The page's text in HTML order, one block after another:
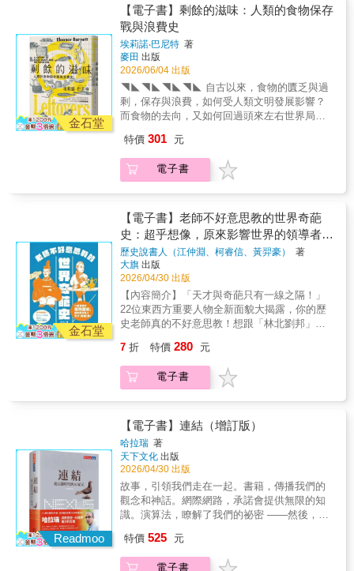
得用醜蔬果支付工資，搏慈善之名外將自己與
勞動階層區隔開來● 大航海時代的歐洲帝國殖
民史幾可視為是一場蔗糖、咖啡、可可、茶葉
的爭奪史● 兩次的世界大戰，炸毀糧食補給船
一直是有效的軍事手段；在大後方則將主婦的
廚餘桶與愛國心連結● 工業革命的交通進化使
得肉品、乳品、水果、海鮮得以送至遠方，減
少浪費的近因，卻也埋下浪費的遠因 ▂▃▄ 人
類社會類面臨的最大問題，不是資源匱乏，而
是分配不均──還有，人的劣根性！ ▄▃▂
來都如今日這般不虞匱乏。事實上，長達數千
年的時間，人類活動都與食物的獲取與保存高
度相關，浪費的原因也隨時代不停改變。
丟棄和封存的過往：當屠宰場的動物屍體一股
腦兒流進泰晤士河，終將導致十九世紀聞風即
喪命的英國「大惡臭」；許多世紀裡，食材的
利用智慧都是衡量主婦賢慧程度、乃至個人道
德的重要標準；罐頭食品的普及讓新興中產階
級得以淺嘗上流社會的美味；綠色革命的農藥
與殺蟲劑，終止了飢荒，卻將大自然推向「寂
靜的春天」；冷鏈不只改變產地到餐桌的距
其來疫情，如何成為喚醒食物珍視與引發浪費
變放進人類文明的大歷史裡，不僅提供了有趣
的軼事，也帶來發人深省的見解，展示食物的
浪費和保存如何塑造了我們的今日世界──眼看
也將決定我們的未來生活。這不僅是一部人類
食物史的回顧，也是一場關於環境永續和社會
問題的反思之旅。 你吃什麼會定義你，你浪費
的食物也會定義你。If you are what you eat,
you are also what you throw away. ★★★★媒
體好評★★★★★ 我狼吞虎嚥地讀完了這
本美味的書，就像飢腸轆轆吃下一盤馬鈴薯高
麗菜煎餅佐黑刺李酸辣醬般過癮。——崔斯特
倫・史都華／知名反食物浪費行動者 考證
縝密，內容豐富，埃莉諾‧巴尼特將剩食真正變
成了一場盛宴。——安妮・葛雷／飲食史學
金石堂
【電子書】剩餘的滋味：人類的食物保存
戰與浪費史
埃莉諾‧巴尼特 著
麥田 出版
2026/06/04 出版
◥◣◥◣◥◣◥◣ 自古以來，食物的匱乏與過
剩，保存與浪費，如何受人類文明發展影響？
而食物的去向，又如何回過頭來左右世界局
食物發明菜餚，醃漬、發酵、煙燻、製醬、曬
乾；也為了處理廚餘發明菜餚，做出血腸、麵
包布丁、牧羊人派等● 十七世紀的英國食譜書
得用醜蔬果支付工資，搏慈善之名外將自己與
勞動階層區隔開來● 大航海時代的歐洲帝國殖
民史幾可視為是一場蔗糖、咖啡、可可、茶葉
的爭奪史● 兩次的世界大戰，炸毀糧食補給船
一直是有效的軍事手段；在大後方則將主婦的
廚餘桶與愛國心連結● 工業革命的交通進化使
得肉品、乳品、水果、海鮮得以送至遠方，減
少浪費的近因，卻也埋下浪費的遠因 ▂▃▄ 人
類社會類面臨的最大問題，不是資源匱乏，而
是分配不均──還有，人的劣根性！ ▄▃▂
來都如今日這般不虞匱乏。事實上，長達數千
年的時間，人類活動都與食物的獲取與保存高
度相關，浪費的原因也隨時代不停改變。
丟棄和封存的過往：當屠宰場的動物屍體一股
腦兒流進泰晤士河，終將導致十九世紀聞風即
喪命的英國「大惡臭」；許多世紀裡，食材的
利用智慧都是衡量主婦賢慧程度、乃至個人道
德的重要標準；罐頭食品的普及讓新興中產階
級得以淺嘗上流社會的美味；綠色革命的農藥
與殺蟲劑，終止了飢荒，卻將大自然推向「寂
離，連「時間」也能凍成「資本」；一場突如
其來疫情，如何成為喚醒食物珍視與引發浪費
特價 301 元
電子書
金石堂
【電子書】老師不好意思教的世界奇葩
史：超乎想像，原來影響世界的領導者是
這樣！
歷史說書人（江仲淵、柯睿信、黃羿豪）
著
大旗 出版
2026/04/30 出版
【內容簡介】「天才與奇葩只有一線之隔！」
22位東西方重要人物全新面貌大揭露，你的歷
史老師真的不好意思教！想跟「林北劉邦」共
的神人哥倫布拿槍殺過來了！」──文明征(ㄏㄨ
ㄟˇ)服(ㄇㄧㄝˋ)者與他快樂夥伴的黑歷史。古斯
塔夫三世想用咖啡毒死人──「毒」了四十年後
社」大正天皇教你皇家詔書怎麼用──捲起來當
成望遠鏡！德軍壓境，「壓力山大」的邱吉爾
如何緩和自己的憂鬱症──透過酒精，大量的酒
精……。獨裁者佛朗哥教你怎麼搞大內宣──弄
一支「皇家馬德里」來玩玩吧美國蘇聯靠哪
邊？──南斯拉夫強人狄托：「小孩子才做選
擇，我全都不要。」關得夠久就是優秀的政治
人物？──讓曼德拉告訴你什麼是「整個世界的
聖人，一個國家的罪人。」
7 折 特價 280 元
電子書
Readmoo
【電子書】連結（增訂版）
哈拉瑞 著
天下文化 出版
2026/04/30 出版
故事，引領我們走在一起。書籍，傳播我們的
觀念和神話。網際網路，承諾會提供無限的知
識。演算法，瞭解了我們的祕密 ——然後，我
麼？哈拉瑞的新巨作《連結》，以激勵人心的
方式，講述了我們如何走到這一刻，以及現在
特價 525 元
電子書